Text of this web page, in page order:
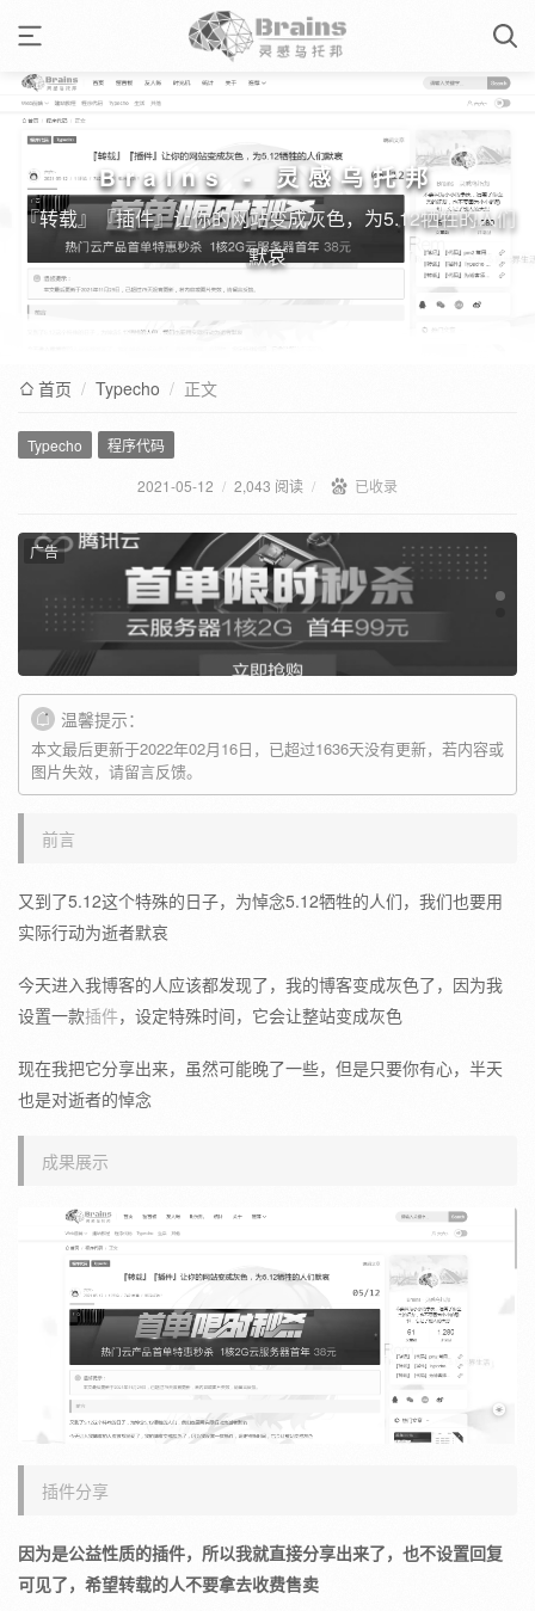
Brains - 灵感乌托邦
『转载』『插件』让你的网站变成灰色，为5.12牺牲的人们
默哀
首页 / Typecho / 正文
Typecho
程序代码
2021-05-12 / 2,043 阅读 / 已收录
广告
温馨提示：
本文最后更新于2022年02月16日，已超过1636天没有更新，若内容或
图片失效，请留言反馈。
前言
又到了5.12这个特殊的日子，为悼念5.12牺牲的人们，我们也要用
实际行动为逝者默哀
今天进入我博客的人应该都发现了，我的博客变成灰色了，因为我
设置一款插件，设定特殊时间，它会让整站变成灰色
现在我把它分享出来，虽然可能晚了一些，但是只要你有心，半天
也是对逝者的悼念
成果展示
插件分享
因为是公益性质的插件，所以我就直接分享出来了，也不设置回复
可见了，希望转载的人不要拿去收费售卖